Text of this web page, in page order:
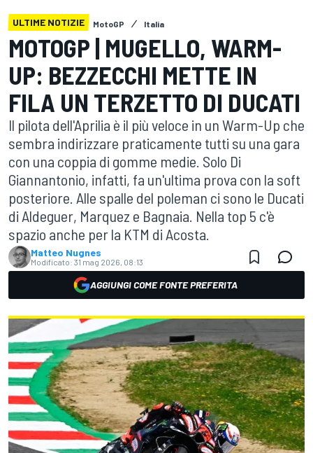
ULTIME NOTIZIE MotoGP Italia
MOTOGP | MUGELLO, WARM-
UP: BEZZECCHI METTE IN
FILA UN TERZETTO DI DUCATI
Il pilota dell'Aprilia è il più veloce in un Warm-Up che
sembra indirizzare praticamente tutti su una gara
con una coppia di gomme medie. Solo Di
Giannantonio, infatti, fa un'ultima prova con la soft
posteriore. Alle spalle del poleman ci sono le Ducati
di Aldeguer, Marquez e Bagnaia. Nella top 5 c'è
spazio anche per la KTM di Acosta.
Matteo Nugnes
Modificato: 31 mag 2026, 08:13
AGGIUNGI COME FONTE PREFERITA